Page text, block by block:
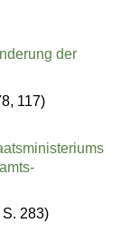
der
117)
283)